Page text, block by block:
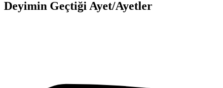
Deyimin Geçtiği Ayet/Ayetler